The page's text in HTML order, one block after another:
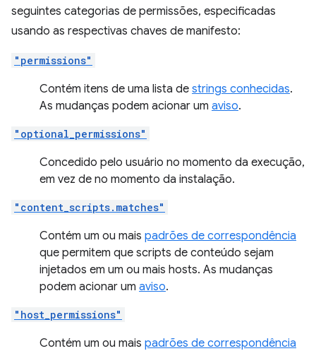
seguintes categorias de permissões, especificadas
usando as respectivas chaves de manifesto:
"permissions"
Contém itens de uma lista de strings conhecidas.
As mudanças podem acionar um aviso.
"optional_permissions"
Concedido pelo usuário no momento da execução,
em vez de no momento da instalação.
"content_scripts.matches"
Contém um ou mais padrões de correspondência
que permitem que scripts de conteúdo sejam
injetados em um ou mais hosts. As mudanças
podem acionar um aviso.
"host_permissions"
Contém um ou mais padrões de correspondência